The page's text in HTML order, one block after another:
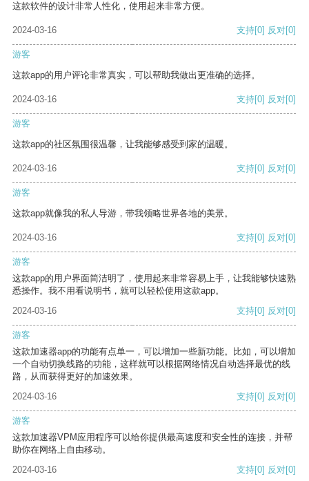
这款软件的设计非常人性化，使用起来非常方便。
2024-03-16 支持[0] 反对[0]
游客
这款app的用户评论非常真实，可以帮助我做出更准确的选择。
2024-03-16 支持[0] 反对[0]
游客
这款app的社区氛围很温馨，让我能够感受到家的温暖。
2024-03-16 支持[0] 反对[0]
游客
这款app就像我的私人导游，带我领略世界各地的美景。
2024-03-16 支持[0] 反对[0]
游客
这款app的用户界面简洁明了，使用起来非常容易上手，让我能够快速熟
悉操作。我不用看说明书，就可以轻松使用这款app。
2024-03-16
支持[0] 反对[0]
游客
这款加速器app的功能有点单一，可以增加一些新功能。比如，可以增加
一个自动切换线路的功能，这样就可以根据网络情况自动选择最优的线
路，从而获得更好的加速效果。
2024-03-16
支持[0] 反对[0]
游客
这款加速器VPM应用程序可以给你提供最高速度和安全性的连接，并帮
助你在网络上自由移动。
2024-03-16
支持[0] 反对[0]